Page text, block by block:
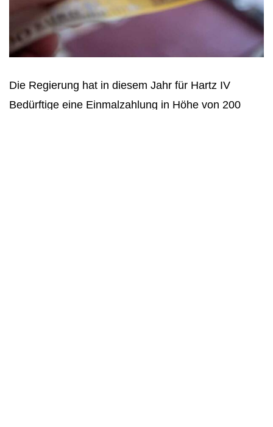
Die Regierung hat in diesem Jahr für Hartz IV
Bedürftige eine Einmalzahlung in Höhe von 200